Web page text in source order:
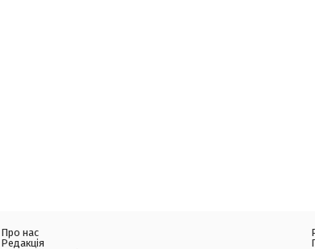
Про нас
Редакція